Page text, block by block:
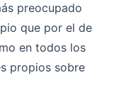
preocupado
que por el de
en todos los
propios sobre